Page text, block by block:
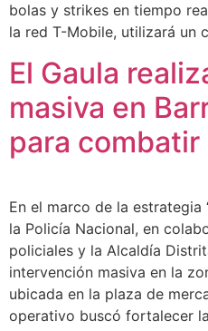
bolas y strikes en tiempo
la red T-Mobile, utilizará un
El Gaula
masiva en
para
En el marco de la estrategia
la Policía Nacional, en
policiales y la Alcaldía
intervención masiva en la
ubicada en la plaza de
operativo buscó fortalecer